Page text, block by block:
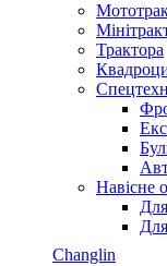
Трактора
Навісне
Для
Changlin